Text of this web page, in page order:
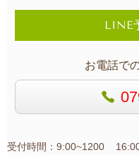
LINE
お電話で
受付時間：9:00~1200